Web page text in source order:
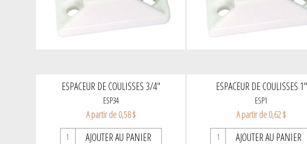
ESPACEUR DE COULISSES 3/4"
ESP34
A partir de 0,58 $
AJOUTER AU PANIER
ESPACEUR DE COULISSES 1"
ESP1
A partir de 0,62 $
AJOUTER AU PANIER